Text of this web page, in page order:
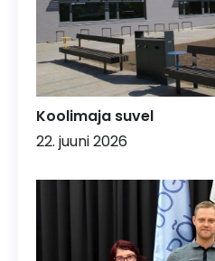
Koolimaja suvel
22. juuni 2026